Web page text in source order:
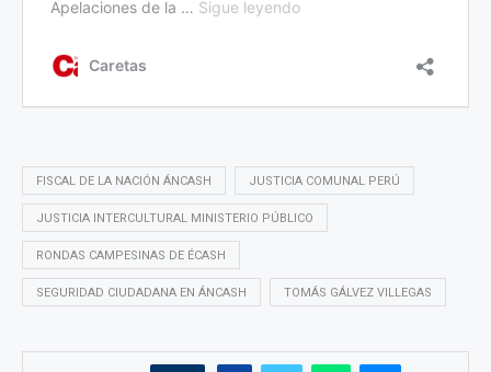
FISCAL DE LA NACIÓN ÁNCASH JUSTICIA COMUNAL PERÚ
JUSTICIA INTERCULTURAL MINISTERIO PÚBLICO
RONDAS CAMPESINAS DE ÉCASH
SEGURIDAD CIUDADANA EN ÁNCASH TOMÁS GÁLVEZ VILLEGAS